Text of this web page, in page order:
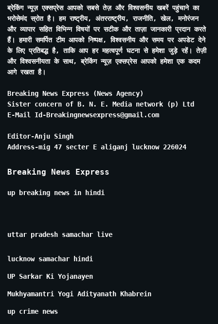
ब्रेकिंग न्यूज़ एक्सप्रेस आपको सबसे तेज़ और विश्वसनीय खबरें पहुंचाने का
भरोसेमंद स्रोत है। हम राष्ट्रीय, अंतरराष्ट्रीय, राजनीति, खेल, मनोरंजन
और व्यापार सहित विभिन्न विषयों पर सटीक और ताज़ा जानकारी प्रदान करते
हैं। हमारी समर्पित टीम आपको निष्पक्ष, विश्वसनीय और समय पर अपडेट देने
के लिए प्रतिबद्ध है, ताकि आप हर महत्वपूर्ण घटना से हमेशा जुड़े रहें। तेज़ी
और विश्वसनीयता के साथ, ब्रेकिंग न्यूज़ एक्सप्रेस आपको हमेशा एक कदम
आगे रखता है।
Breaking News Express (News Agency)
Sister concern of B. N. E. Media network (p) Ltd
E-Mail Id-Breakingnewsexpress@gmail.com
Editor-Anju Singh
Address-mig 47 secter E aliganj lucknow 226024
Breaking News Express
up breaking news in hindi
uttar pradesh samachar live
lucknow samachar hindi
UP Sarkar Ki Yojanayen
Mukhyamantri Yogi Adityanath Khabrein
up crime news